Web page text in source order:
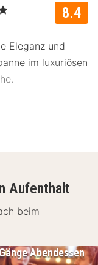
8.4
Eleganz und
im luxuriösen
in Potsdam und
600 Meter
Aufenthalt
beim
Abendessen